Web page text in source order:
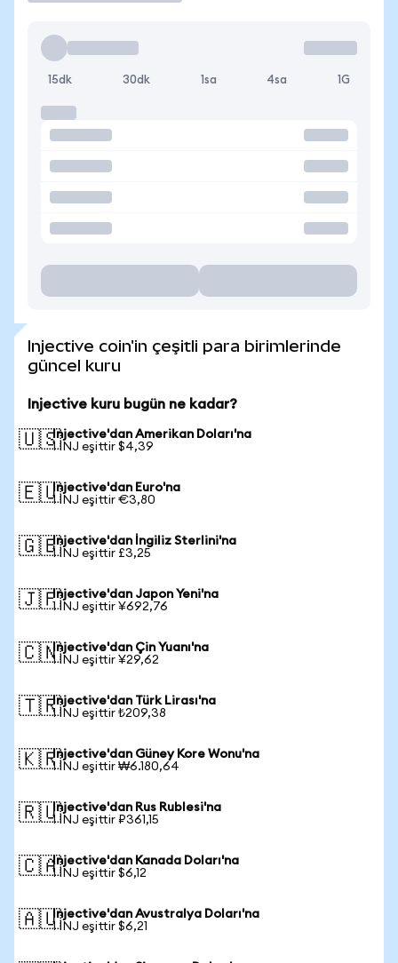
15dk 30dk 1sa 4sa 1G
Injective coin'in çeşitli para birimlerinde
güncel kuru
Injective kuru bugün ne kadar?
🇺🇸Injective'dan Amerikan Doları'na
1 INJ eşittir $4,39
🇪🇺Injective'dan Euro'na
1 INJ eşittir €3,80
🇬🇧Injective'dan İngiliz Sterlini'na
1 INJ eşittir £3,25
🇯🇵Injective'dan Japon Yeni'na
1 INJ eşittir ¥692,76
🇨🇳Injective'dan Çin Yuanı'na
1 INJ eşittir ¥29,62
🇹🇷Injective'dan Türk Lirası'na
1 INJ eşittir ₺209,38
🇰🇷Injective'dan Güney Kore Wonu'na
1 INJ eşittir ₩6.180,64
🇷🇺Injective'dan Rus Rublesi'na
1 INJ eşittir ₽361,15
🇨🇦Injective'dan Kanada Doları'na
1 INJ eşittir $6,12
🇦🇺Injective'dan Avustralya Doları'na
1 INJ eşittir $6,21